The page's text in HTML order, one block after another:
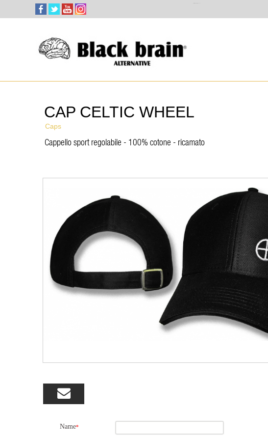
CAP CELTIC WHEEL
Cappello sport regolabile - 100% cotone - ricamato
Caps

Name*